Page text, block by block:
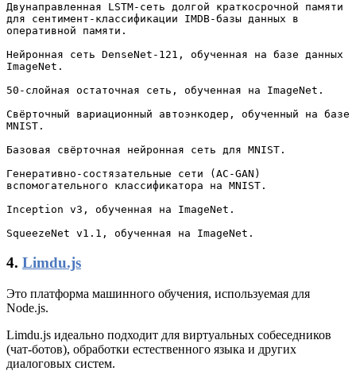
Двунаправленная LSTM-сеть долгой краткосрочной памяти
для сентимент-классификации IMDB-базы данных в
оперативной памяти.
Нейронная сеть DenseNet-121, обученная на базе данных
ImageNet.
50-слойная остаточная сеть, обученная на ImageNet.
Свёрточный вариационный автоэнкодер, обученный на базе
MNIST.
Базовая свёрточная нейронная сеть для MNIST.
Генеративно-состязательные сети (AC-GAN)
вспомогательного классификатора на MNIST.
Inception v3, обученная на ImageNet.
4. Limdu.js
Это платформа машинного обучения, используемая для
Node.js.
Limdu.js идеально подходит для виртуальных собеседников
(чат-ботов), обработки естественного языка и других
диалоговых систем.